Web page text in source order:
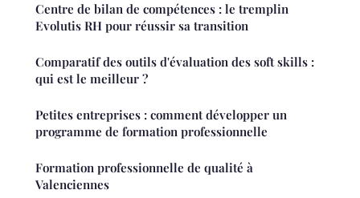
Centre de bilan de compétences : le tremplin
Evolutis RH pour réussir sa transition
Comparatif des outils d'évaluation des soft skills :
qui est le meilleur ?
Petites entreprises : comment développer un
programme de formation professionnelle
Formation professionnelle de qualité à
Valenciennes